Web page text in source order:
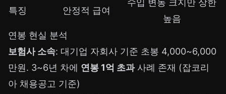
특징 안정적 급여
수입 변동 크지만 상한
높음
연봉 현실 분석
보험사 소속: 대기업 자회사 기준 초봉 4,000~6,000
만원. 3~6년 차에 연봉 1억 초과사례 존재 (잡코리
아 채용공고 기준)